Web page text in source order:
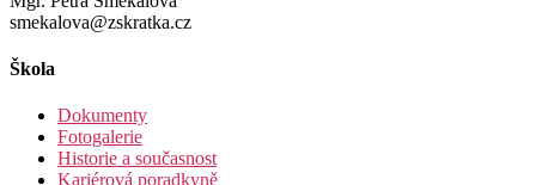
smekalova@zskratka.cz
Škola
Dokumenty
Fotogalerie
Historie a současnost
Kariérová poradkyně